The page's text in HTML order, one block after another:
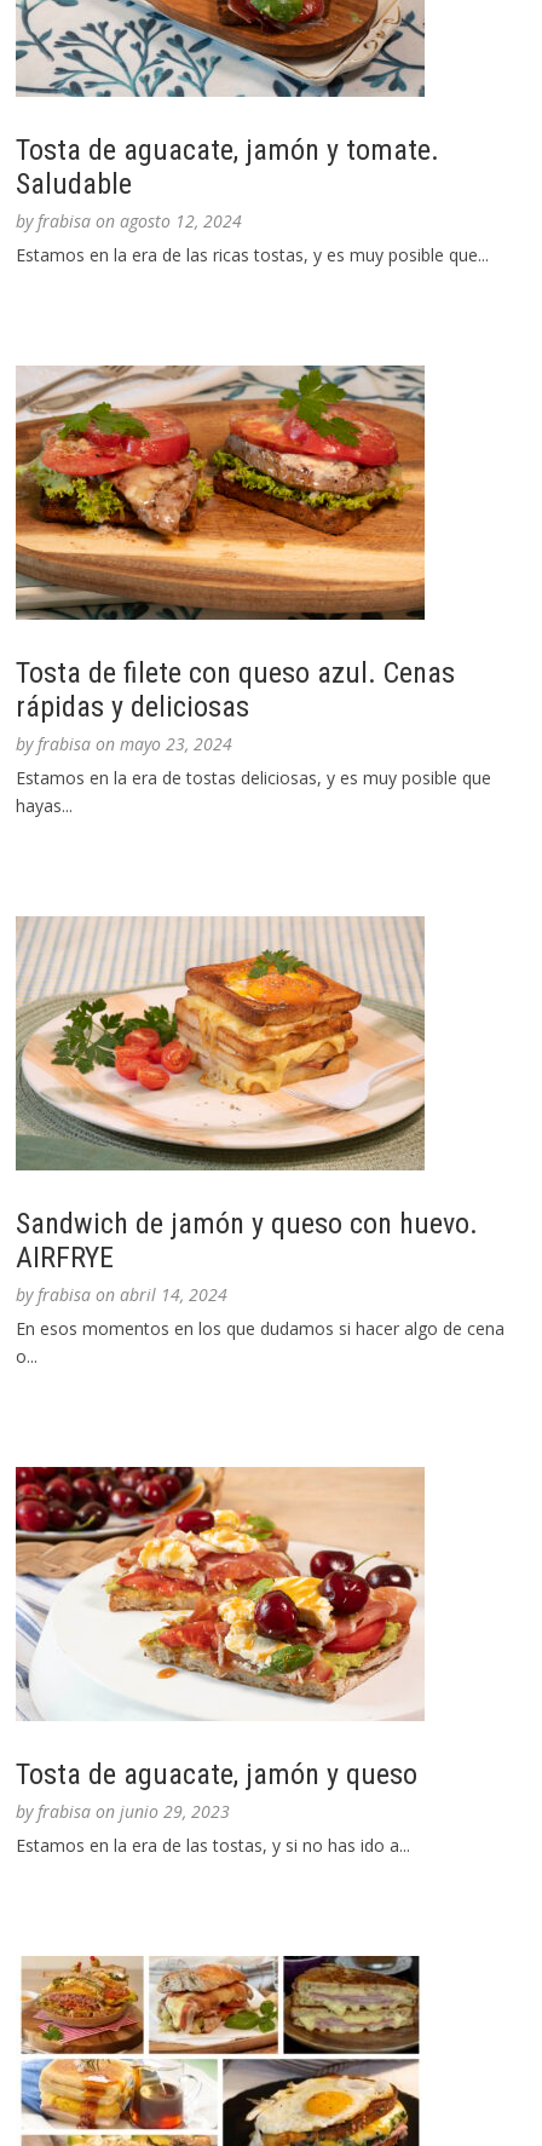
Tosta de aguacate, jamón y tomate.
Saludable
byfrabisa onagosto 12, 2024
Estamos en la era de las ricas tostas, y es muy posible que...
Tosta de filete con queso azul. Cenas
rápidas y deliciosas
byfrabisa onmayo 23, 2024
Estamos en la era de tostas deliciosas, y es muy posible que
hayas...
Sandwich de jamón y queso con huevo.
AIRFRYE
byfrabisa onabril 14, 2024
En esos momentos en los que dudamos si hacer algo de cena
o...
Tosta de aguacate, jamón y queso
byfrabisa onjunio 29, 2023
Estamos en la era de las tostas, y si no has ido a...